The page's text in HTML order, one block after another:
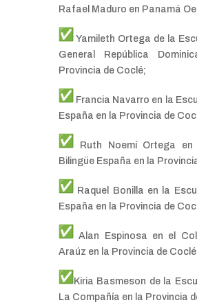
Rafael Maduro en Panamá
Yamileth Ortega de la
General República
Provincia de Coclé;
Francia Navarro en la
España en la Provincia de
Ruth Noemí Ortega en
Bilingüe España en la
Raquel Bonilla en la
España en la Provincia de
Alan Espinosa en el
Araúz en la Provincia de
Kiria Basmeson de la
La Compañía en la Provincia